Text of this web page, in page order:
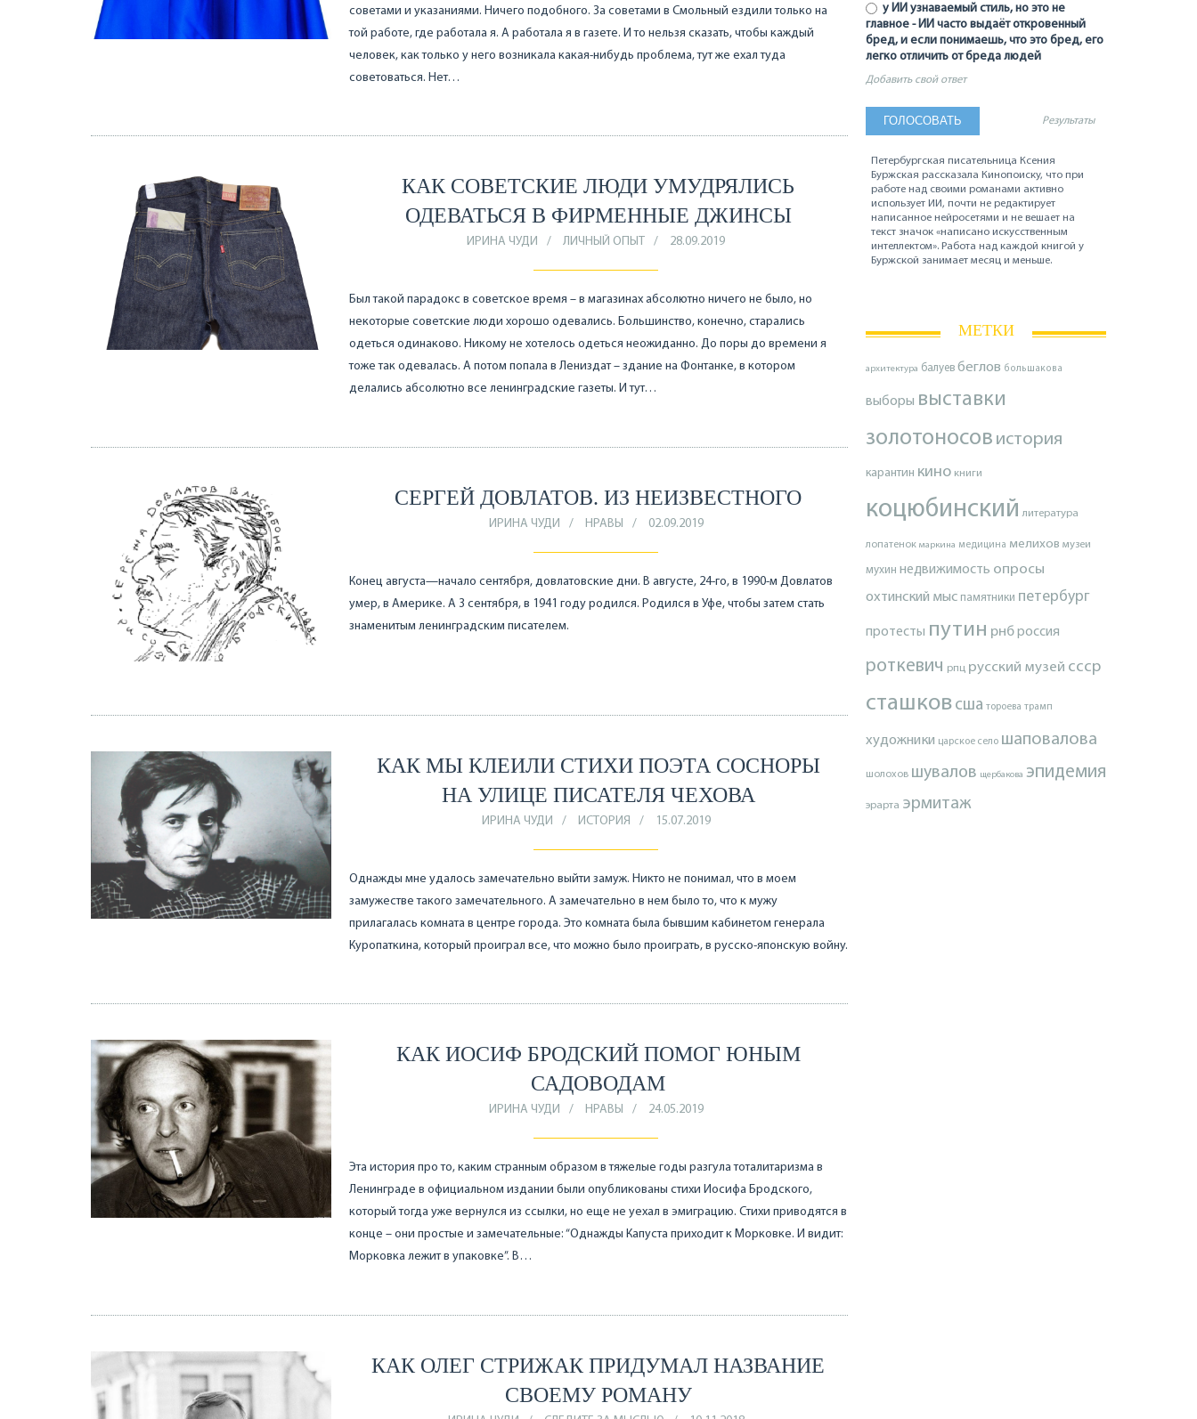
советами и указаниями. Ничего подобного. За советами в Смольный ездили только на
той работе, где работала я. А работала я в газете. И то нельзя сказать, чтобы каждый
человек, как только у него возникала какая-нибудь проблема, тут же ехал туда
советоваться. Нет…
КАК СОВЕТСКИЕ ЛЮДИ УМУДРЯЛИСЬ
ОДЕВАТЬСЯ В ФИРМЕННЫЕ ДЖИНСЫ
ИРИНА ЧУДИ ЛИЧНЫЙ ОПЫТ 28.09.2019
Был такой парадокс в советское время – в магазинах абсолютно ничего не было, но
некоторые советские люди хорошо одевались. Большинство, конечно, старались
одеться одинаково. Никому не хотелось одеться неожиданно. До поры до времени я
тоже так одевалась. А потом попала в Лениздат – здание на Фонтанке, в котором
делались абсолютно все ленинградские газеты. И тут…
СЕРГЕЙ ДОВЛАТОВ. ИЗ НЕИЗВЕСТНОГО
ИРИНА ЧУДИ НРАВЫ 02.09.2019
Конец августа—начало сентября, довлатовские дни. В августе, 24-го, в 1990-м Довлатов
умер, в Америке. А 3 сентября, в 1941 году родился. Родился в Уфе, чтобы затем стать
знаменитым ленинградским писателем.
КАК МЫ КЛЕИЛИ СТИХИ ПОЭТА СОСНОРЫ
НА УЛИЦЕ ПИСАТЕЛЯ ЧЕХОВА
ИРИНА ЧУДИ ИСТОРИЯ 15.07.2019
Однажды мне удалось замечательно выйти замуж. Никто не понимал, что в моем
замужестве такого замечательного. А замечательно в нем было то, что к мужу
прилагалась комната в центре города. Это комната была бывшим кабинетом генерала
Куропаткина, который проиграл все, что можно было проиграть, в русско-японскую войну.
КАК ИОСИФ БРОДСКИЙ ПОМОГ ЮНЫМ
САДОВОДАМ
ИРИНА ЧУДИ НРАВЫ 24.05.2019
Эта история про то, каким странным образом в тяжелые годы разгула тоталитаризма в
Ленинграде в официальном издании были опубликованы стихи Иосифа Бродского,
который тогда уже вернулся из ссылки, но еще не уехал в эмиграцию. Стихи приводятся в
конце – они простые и замечательные: “Однажды Капуста приходит к Морковке. И видит:
Морковка лежит в упаковке”. В…
КАК ОЛЕГ СТРИЖАК ПРИДУМАЛ НАЗВАНИЕ
СВОЕМУ РОМАНУ
у ИИ узнаваемый стиль, но это не
главное - ИИ часто выдаёт откровенный
бред, и если понимаешь, что это бред, его
легко отличить от бреда людей
Добавить свой ответ
Результаты
Петербургская писательница Ксения
Буржская рассказала Кинопоиску, что при
работе над своими романами активно
использует ИИ, почти не редактирует
написанное нейросетями и не вешает на
текст значок «написано искусственным
интеллектом». Работа над каждой книгой у
Буржской занимает месяц и меньше.
МЕТКИ
архитектура балуев беглов большакова
выборы выставки
золотоносов история
карантин кино книги
коцюбинский литература
лопатенок маркина медицина мелихов музеи
мухин недвижимость опросы
охтинский мыс памятники петербург
протесты путин рнброссия
роткевич рпц русский музей ссср
сташков сша тороева трамп
художники царское село шаповалова
шолохов шувалов щербакова эпидемия
эрарта эрмитаж